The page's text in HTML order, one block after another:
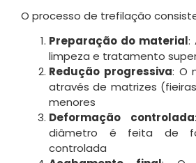
O processo de trefilação
Preparação do material:
limpeza e tratamento
Redução progressiva: O
através de matrizes
menores
Deformação controlada
diâmetro é feita de
controlada